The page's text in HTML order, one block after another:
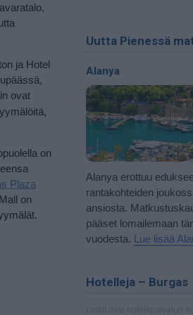
Uutta Pienessä
Alanya
Alanya erottuu
rantakohteiden
ansiosta.
pääset lomailemaan
vuodesta. Lue lisää
Hotelleja – Burgas
ja Hotel
ovat
on
Plaza
on